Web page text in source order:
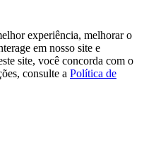
experiência, melhorar o
em nosso site e
site, você concorda com o
consulte a Política de